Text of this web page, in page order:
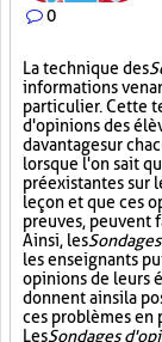
0
La technique des
informations
particulier. Cette
d'opinions des
davantage sur
lorsque l'on sait
préexistantes sur
leçon et que ces
preuves, peuvent
Ainsi, les
les enseignants
opinions de leurs
donnent ainsi la
ces problèmes en
LesSondages